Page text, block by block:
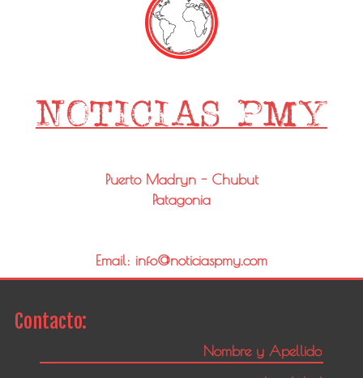
Puerto Madryn - Chubut
Patagonia
Email: info@noticiaspmy.com
Contacto: